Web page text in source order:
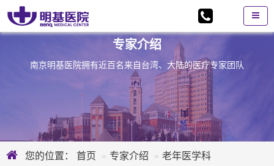
专家介绍
南京明基医院拥有近百名来自台湾、大陆的医疗专家团队
您的位置： 首页 专家介绍 老年医学科